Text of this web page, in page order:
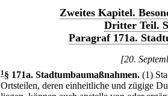
Zweites Kapitel.
Dritter Teil.
Paragraf 171a.
[20.
1 § 171a. Stadtumbaumaßnahmen. (1)
Ortsteilen, deren einheitliche und zügige